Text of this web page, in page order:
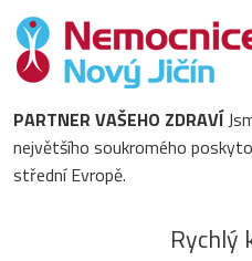
PARTNER VAŠEHO ZDRAVÍ
největšího soukromého
střední Evropě.
Rychlý